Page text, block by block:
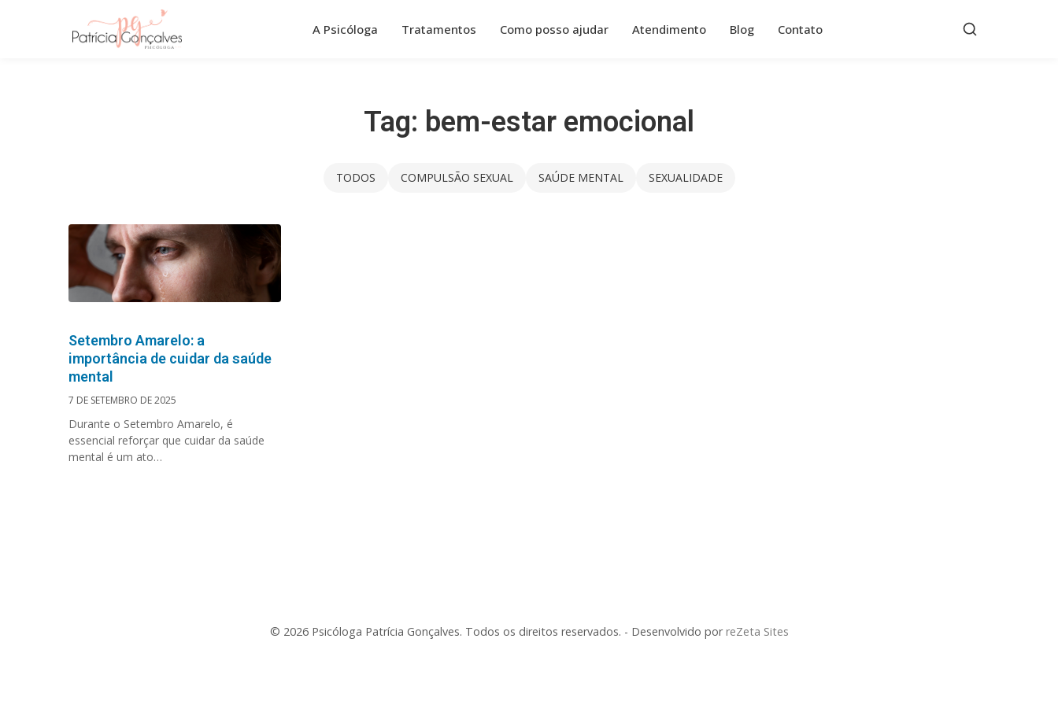
A Psicóloga Tratamentos Como posso ajudar Atendimento Blog Contato
Tag: bem-estar emocional
TODOS COMPULSÃO SEXUAL SAÚDE MENTAL SEXUALIDADE
Setembro Amarelo: a
importância de cuidar da saúde
mental
7 DE SETEMBRO DE 2025
Durante o Setembro Amarelo, é
essencial reforçar que cuidar da saúde
mental é um ato…
© 2026 Psicóloga Patrícia Gonçalves. Todos os direitos reservados. - Desenvolvido porreZeta Sites